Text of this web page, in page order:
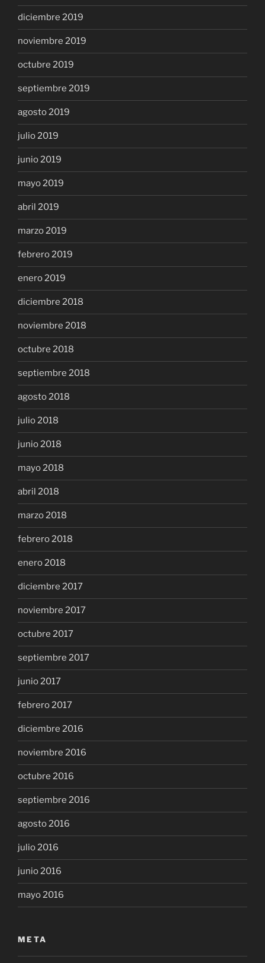
diciembre 2019
noviembre 2019
octubre 2019
septiembre 2019
agosto 2019
julio 2019
junio 2019
mayo 2019
abril 2019
marzo 2019
febrero 2019
enero 2019
diciembre 2018
noviembre 2018
octubre 2018
septiembre 2018
agosto 2018
julio 2018
junio 2018
mayo 2018
abril 2018
marzo 2018
febrero 2018
enero 2018
diciembre 2017
noviembre 2017
octubre 2017
septiembre 2017
junio 2017
febrero 2017
diciembre 2016
noviembre 2016
octubre 2016
septiembre 2016
agosto 2016
julio 2016
junio 2016
mayo 2016
META